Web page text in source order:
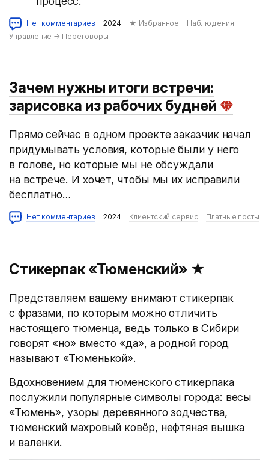
Нет комментариев 2024 ★ Избранное
Наблюдения
Управление → Переговоры
Зачем нужны итоги встречи:
зарисовка из рабочих будней
Прямо сейчас в одном проекте заказчик начал
придумывать условия, которые были у него
в голове, но которые мы не обсуждали
на встрече. И хочет, чтобы мы их исправили
бесплатно…
Нет комментариев 2024 Клиентский сервис Платные посты
Стикерпак «Тюменский» ★
Представляем вашему внимают стикерпак
с фразами, по которым можно отличить
настоящего тюменца, ведь только в Сибири
говорят «но» вместо «да», а родной город
называют «Тюменькой».
Вдохновением для тюменского стикерпака
послужили популярные символы города: весы
«Тюмень», узоры деревянного зодчества,
тюменский махровый ковёр, нефтяная вышка
и валенки.